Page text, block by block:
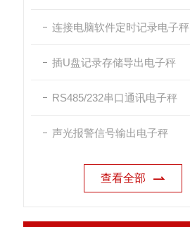
连接电脑软件定时记录电子秤
插U盘记录存储导出电子秤
RS485/232串口通讯电子秤
声光报警信号输出电子秤
查看全部